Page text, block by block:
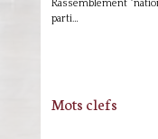
Rassemblement
parti…
Mots clefs